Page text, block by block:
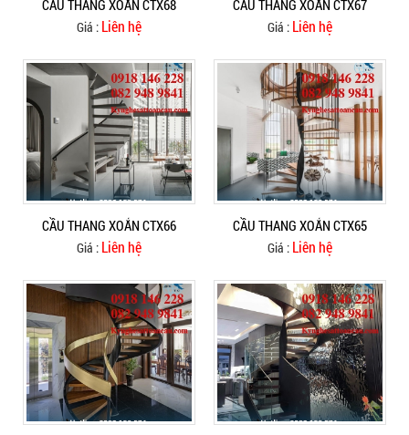
CẦU THANG XOẮN CTX68
Giá : Liên hệ
CẦU THANG XOẮN CTX67
Giá : Liên hệ
CẦU THANG XOẮN CTX66
Giá : Liên hệ
CẦU THANG XOẮN CTX65
Giá : Liên hệ